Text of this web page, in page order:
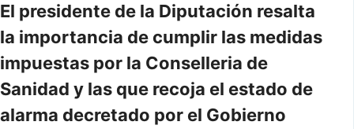
El presidente de la Diputación resalta
la importancia de cumplir las medidas
impuestas por la Conselleria de
Sanidad y las que recoja el estado de
alarma decretado por el Gobierno